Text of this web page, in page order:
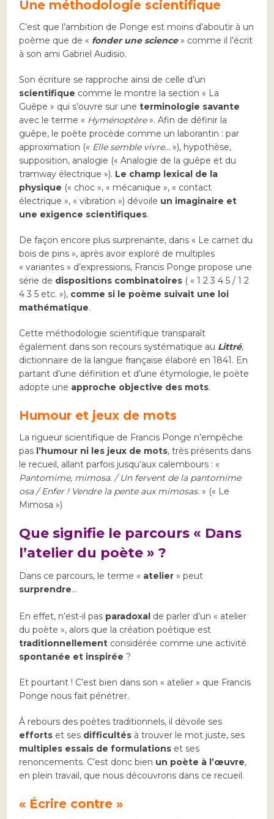
Une méthodologie scientifique
C’est que l’ambition de Ponge est moins d’aboutir à un
poème que de « fonder une science» comme il l’écrit
à son ami Gabriel Audisio.
Son écriture se rapproche ainsi de celle d’un
scientifique comme le montre la section « La
Guêpe » qui s’ouvre sur uneterminologie savante
avec le terme « Hyménoptère». Afin de définir la
guêpe, le poète procède comme un laborantin : par
approximation (« Elle semble vivre…»), hypothèse,
supposition, analogie (« Analogie de la guêpe et du
tramway électrique »). Le champ lexical de la
physique (« choc », « mécanique », « contact
électrique », « vibration ») dévoile un imaginaire et
une exigence scientifiques.
De façon encore plus surprenante, dans « Le carnet du
bois de pins », après avoir exploré de multiples
« variantes » d’expressions, Francis Ponge propose une
série de dispositions combinatoires ( « 1 2 3 4 5 / 1 2
4 3 5 etc. »), comme si le poème suivait une loi
mathématique.
Cette méthodologie scientifique transparaît
également dans son recours systématique au Littré,
dictionnaire de la langue française élaboré en 1841. En
partant d’une définition et d’une étymologie, le poète
adopte une approche objective des mots.
Humour et jeux de mots
La rigueur scientifique de Francis Ponge n’empêche
pas l’humour ni les jeux de mots, très présents dans
le recueil, allant parfois jusqu’aux calembours : «
Pantomime, mimosa. / Un fervent de la pantomime
osa / Enfer ! Vendre la pente aux mimosas. » (« Le
Mimosa »)
Que signifie le parcours « Dans
l’atelier du poète » ?
Dans ce parcours, le terme « atelier » peut
surprendre…
En effet, n’est-il pas paradoxal de parler d’un « atelier
du poète », alors que la création poétique est
traditionnellement considérée comme une activité
spontanée et inspirée?
Et pourtant ! C’est bien dans son « atelier » que Francis
Ponge nous fait pénétrer.
À rebours des poètes traditionnels, il dévoile ses
efforts et ses difficultés à trouver le mot juste, ses
multiples essais de formulations et ses
renoncements. C’est donc bien un poète à l’œuvre,
en plein travail, que nous découvrons dans ce recueil.
« Écrire contre »